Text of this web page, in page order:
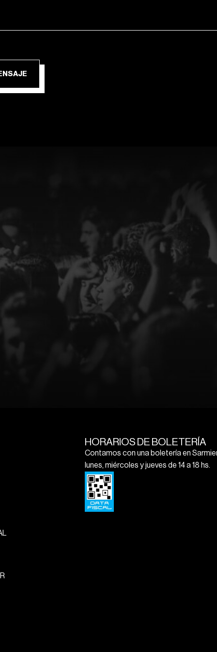
MENSAJE
HORARIOS DE BOLETERÍA
Contamos con una boletería en
lunes, miércoles y jueves de 14 a 18 hs.